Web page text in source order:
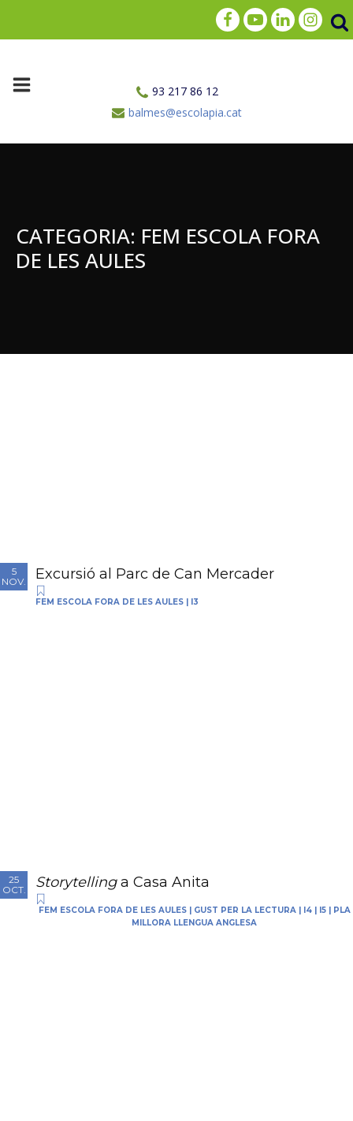
93 217 86 12
balmes@escolapia.cat
CATEGORIA: FEM ESCOLA FORA
DE LES AULES
5
NOV.
Excursió al Parc de Can Mercader
FEM ESCOLA FORA DE LES AULES | I3
25
OCT.
Storytellinga Casa Anita
FEM ESCOLA FORA DE LES AULES| GUST PER LA LECTURA| I4| I5| PLA
MILLORA LLENGUA ANGLESA